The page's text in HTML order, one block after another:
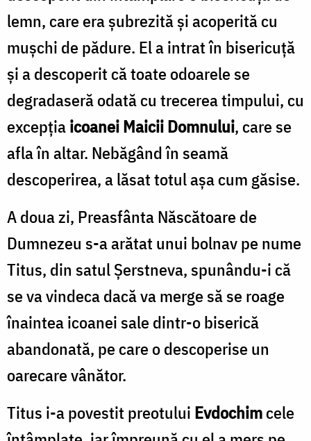
lemn, care era șubrezită și acoperită cu
mușchi de pădure. El a intrat în bisericuță
și a descoperit că toate odoarele se
degradaseră odată cu trecerea timpului, cu
excepțiaicoanei Maicii Domnului, care se
afla în altar. Nebăgând în seamă
descoperirea, a lăsat totul așa cum găsise.
A doua zi, Preasfânta Născătoare de
Dumnezeu s-a arătat unui bolnav pe nume
Titus, din satul Șerstneva, spunându-i că
se va vindeca dacă va merge să se roage
înaintea icoanei sale dintr-o biserică
abandonată, pe care o descoperise un
oarecare vânător.
Titus i-a povestit preotului Evdochimcele